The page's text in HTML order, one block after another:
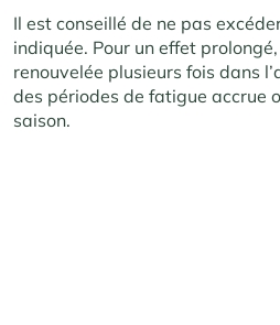
Il est conseillé de ne pas
indiquée. Pour un effet
renouvelée plusieurs fois dans
des périodes de fatigue accrue
saison.